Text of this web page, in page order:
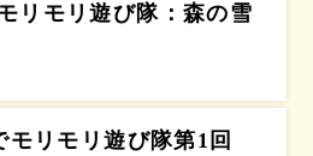
リモリ遊び隊：森の雪
モリモリ遊び隊第1回